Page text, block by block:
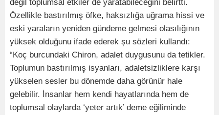
değil toplumsal etkiler de yaratabileceğini belirtti.
Özellikle bastırılmış öfke, haksızlığa uğrama hissi ve
eski yaraların yeniden gündeme gelmesi olasılığının
yüksek olduğunu ifade ederek şu sözleri kullandı:
“Koç burcundaki Chiron, adalet duygusunu da tetikler.
Toplumun bastırılmış isyanları, adaletsizliklere karşı
yükselen sesler bu dönemde daha görünür hale
gelebilir. İnsanlar hem kendi hayatlarında hem de
toplumsal olaylarda ‘yeter artık’ deme eğiliminde